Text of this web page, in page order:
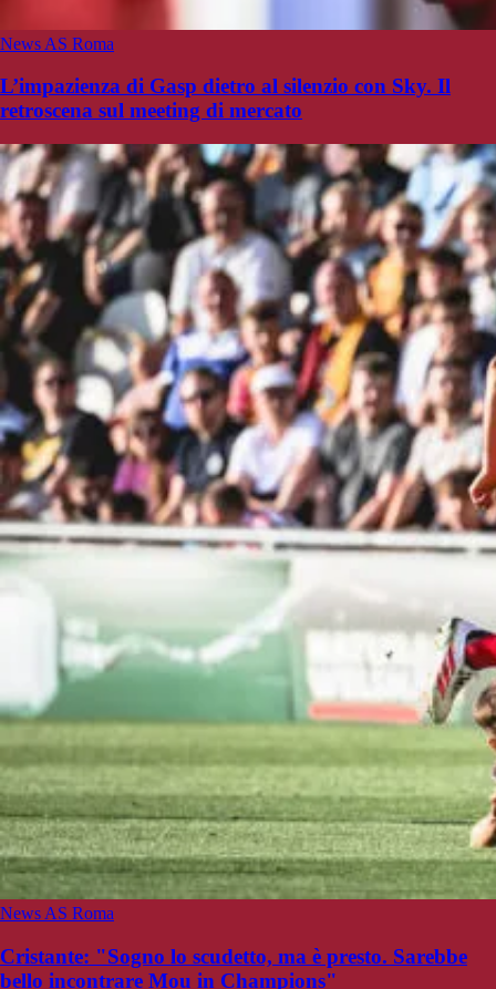
News AS Roma
L’impazienza di Gasp dietro al silenzio con Sky. Il
retroscena sul meeting di mercato
News AS Roma
Cristante: "Sogno lo scudetto, ma è presto. Sarebbe
bello incontrare Mou in Champions"